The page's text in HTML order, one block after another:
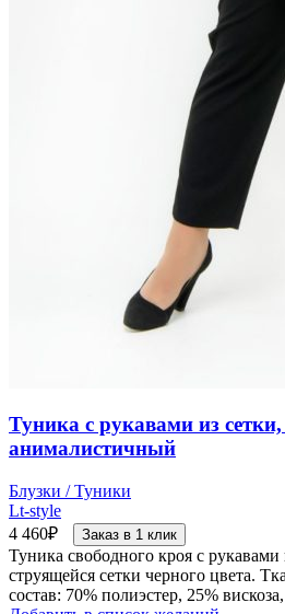
Туника с рукавами из
анималистичный
Блузки / Туники
Lt-style
4 460₽ Заказ в 1 клик
Туника свободного кроя с рукавами
струящейся сетки черного цвета.
состав: 70% полиэстер, 25%